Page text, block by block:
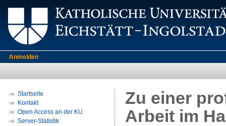
Anmelden
Startseite
Kontakt
Open Access an der KU
Server-Statistik
Zu einer
Arbeit im